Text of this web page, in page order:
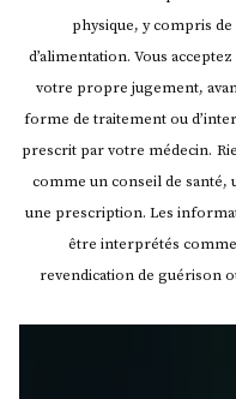
physique, y compris
d’alimentation. Vous
votre propre jugement,
forme de traitement ou
prescrit par votre médecin.
comme un conseil de santé,
une prescription. Les
être interprétés
revendication de guérison